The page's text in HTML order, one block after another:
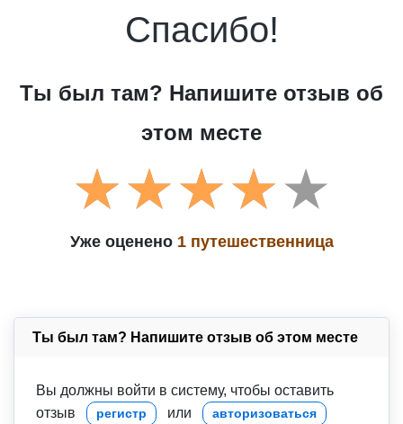
Спасибо!
Ты был там? Напишите отзыв об
этом месте
Уже оценено 1 путешественница
Ты был там? Напишите отзыв об этом месте
Вы должны войти в систему, чтобы оставить
отзыв
регистр или авторизоваться